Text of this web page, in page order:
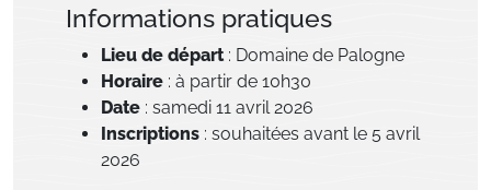
Informations pratiques
Lieu de départ: Domaine de Palogne
Horaire : à partir de 10h30
Date : samedi 11 avril 2026
Inscriptions : souhaitées avant le 5 avril
2026